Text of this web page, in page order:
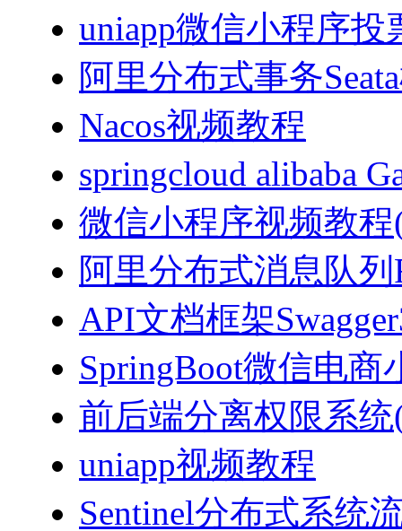
uniapp微信小程序投
阿里分布式事务
Nacos视频教程
springcloud alibaba
微信小程序视频教程
阿里分布式消息队
API文档框架
SpringBoot微信电商
前后端分离权限系统
uniapp视频教程
Sentinel分布式系统